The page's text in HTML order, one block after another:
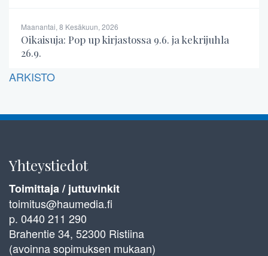
Maanantai, 8 Kesäkuun, 2026
Oikaisuja: Pop up kirjastossa 9.6. ja kekrijuhla
26.9.
ARKISTO
Yhteystiedot
Toimittaja / juttuvinkit
toimitus@haumedia.fi
p. 0440 211 290
Brahentie 34, 52300 Ristiina
(avoinna sopimuksen mukaan)